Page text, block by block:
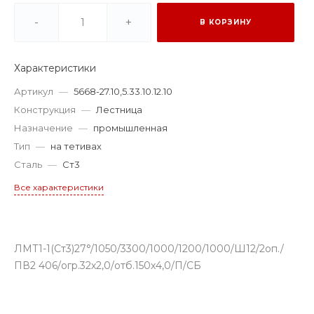
- + В КОРЗИНУ
Характеристики
Артикул — 5668-27.10,5.33.10.12.10
Конструкция — Лестница
Назначение — промышленная
Тип — на тетивах
Сталь — Ст3
Все характеристики
ЛМТ1-1(Ст3)27°/1050/3300/1000/1200/1000/Ш12/2оп./
ПВ2 406/огр.32х2,0/отб.150х4,0/П/СБ